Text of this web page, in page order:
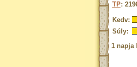
TP:
Kedv:
Súly:
1 napja